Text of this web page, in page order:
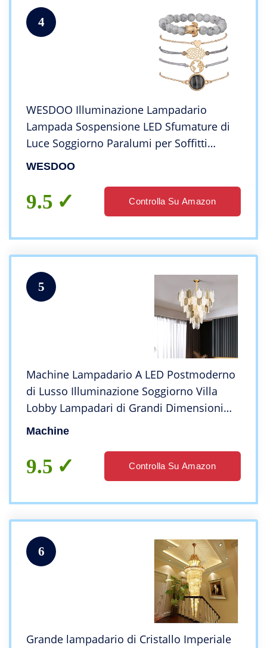
4
WESDOO Illuminazione Lampadario
Lampada Sospensione LED Sfumature di
Luce Soggiorno Paralumi per Soffitti
Lampade da soffitto per la Decorazione
WESDOO
9.5 Controlla Su Amazon
5
Machine Lampadario A LED Postmoderno
di Lusso Illuminazione Soggiorno Villa
Lobby Lampadari di Grandi Dimensioni
Decorazione Domestica Lampada A
Machine
9.5 Controlla Su Amazon
6
Grande lampadario di Cristallo Imperiale